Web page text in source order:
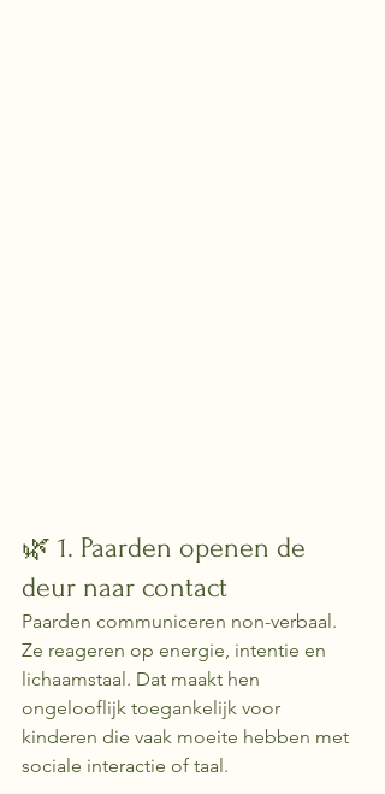
🌿 1. Paarden openen de
deur naar contact
Paarden communiceren non-verbaal.
Ze reageren op energie, intentie en
lichaamstaal. Dat maakt hen
ongelooflijk toegankelijk voor
kinderen die vaak moeite hebben met
sociale interactie of taal.